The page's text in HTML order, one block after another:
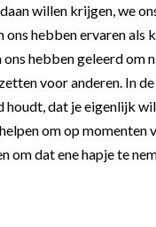
willen krijgen, we
ons hebben ervaren
ons hebben geleerd om
voor anderen. In
dat je eigenlijk
om op momenten
om dat ene hapje te